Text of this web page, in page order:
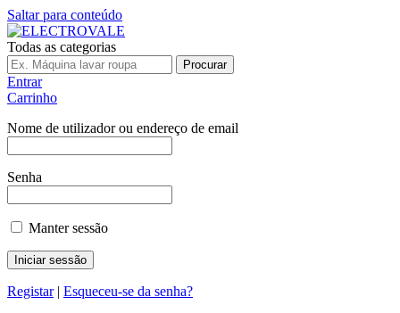
Saltar para conteúdo
Todas as categorias
Procurar
Entrar
Carrinho
Nome de utilizador ou endereço de email
Senha
Manter sessão
Registar| Esqueceu-se da senha?